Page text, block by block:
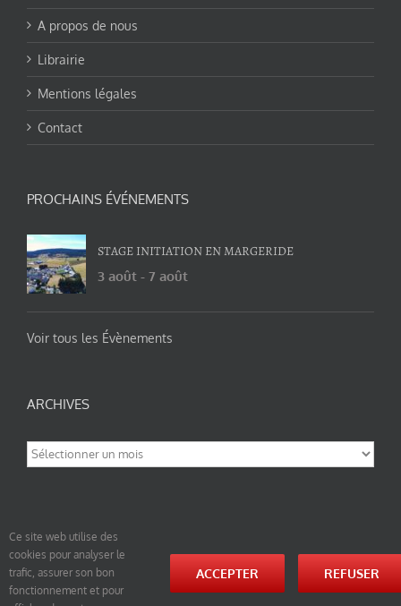
A propos de nous
Librairie
Mentions légales
Contact
PROCHAINS ÉVÉNEMENTS
STAGE INITIATION EN MARGERIDE
3 août - 7 août
Voir tous les Évènements
ARCHIVES
Archives
© tao-yin.co © TAO-YIN.fr Georges Charles, Hormis les pages https://tao-yin.fr/georges-charles/
et https://tao-yin.fr/san-yiquan-le-poing-des-trois-harmonies/ sous licence Creative Commons
Paternité-Partage des Conditions Initiales à l’Identique 3.0 Unported (photos de ces pages non
Ce site web utilise des
cookies pour analyser le
trafic, assurer son bon
fonctionnement et pour
ACCEPTER REFUSER